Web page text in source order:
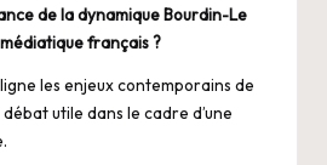
de la dynamique Bourdin-Le
français ?
les enjeux contemporains de
utile dans le cadre d’une